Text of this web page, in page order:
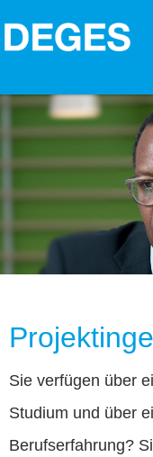
Sie verfügen über
Studium und über
Berufserfahrung?